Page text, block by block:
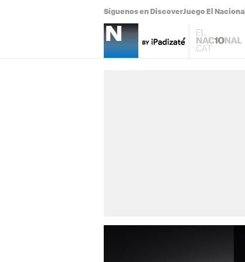
Síguenos en DiscoverJuego El Nacional